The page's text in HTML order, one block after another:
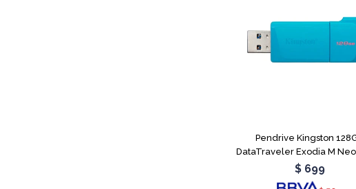
Pendrive Kingston
DataTraveler Exodia M
$ 699